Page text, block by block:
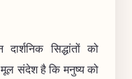
सिद्धांतों को
मूल संदेश है कि मनुष्य को